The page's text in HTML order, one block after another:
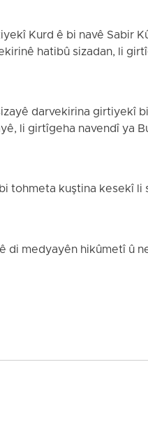
Kurd ê bi navê Sabir
hatibû sizadan, li
darvekirina girtiyekî
li girtîgeha navendî ya
tohmeta kuştina kesekî li
di medyayên hikûmetî û